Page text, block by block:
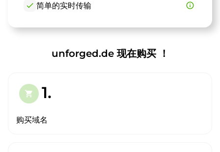
check 简单的实时传输 info_outline
unforged.de 现在购买 ！
shopping_cart 1.
购买域名